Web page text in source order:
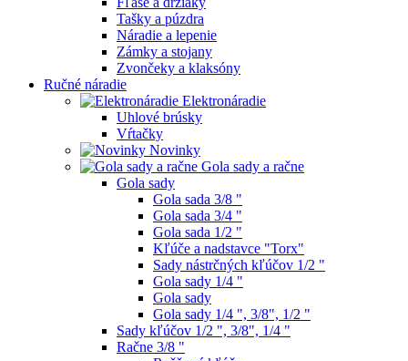
Tašky a púzdra
Náradie a lepenie
Zámky a stojany
Zvončeky a klaksóny
Ručné náradie
Elektronáradie
Uhlové brúsky
Vŕtačky
Novinky
Gola sady a račne
Gola sady
Gola sada 3/8 "
Gola sada 3/4 "
Gola sada 1/2 "
Kľúče a nadstavce "Torx"
Sady nástrčných kľúčov 1/2 "
Gola sady 1/4 "
Gola sady
Gola sady 1/4 ", 3/8", 1/2 "
Sady kľúčov 1/2 ", 3/8", 1/4 "
Račne 3/8 "